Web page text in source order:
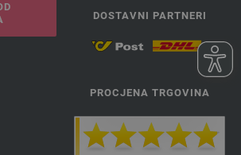
DOSTAVNI PARTNERI
PROCJENA TRGOVINA